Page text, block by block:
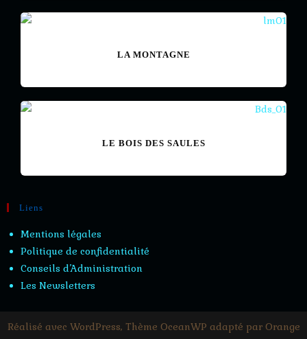
LA MONTAGNE
LE BOIS DES SAULES
Liens
Mentions légales
Politique de confidentialité
Conseils d’Administration
Les Newsletters
Réalisé avec WordPress, Thème OceanWP adapté par Orange